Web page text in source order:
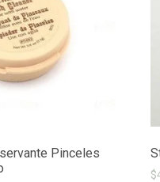
Pinceles
$